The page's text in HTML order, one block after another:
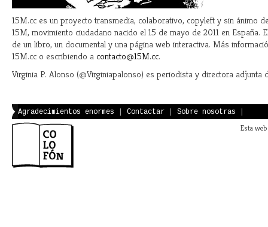
15M.cc es un proyecto transmedia, colaborativo, copyleft y sin ánimo
15M, movimiento ciudadano nacido el 15 de mayo de 2011 en España.
de un libro, un documental y una página web interactiva. Más
15M.cc o escribiendo a contacto@15M.cc.
Virginia P. Alonso (@Virginiapalonso) es periodista y directora adjunta
Agradecimientos enormes Contactar Sobre nosotras
Esta